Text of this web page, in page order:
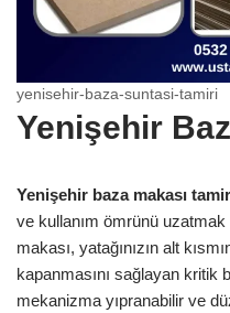
yenisehir-baza-suntasi-tamiri
Yenişehir
Yenişehir baza makası
ve kullanım ömrünü
makası, yatağınızın alt
kapanmasını sağlayan kritik
mekanizma yıpranabilir ve